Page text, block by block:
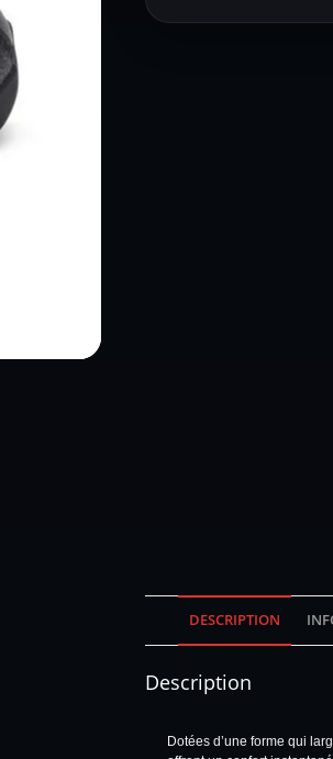
DESCRIPTION
Description
Dotées d’une forme qui